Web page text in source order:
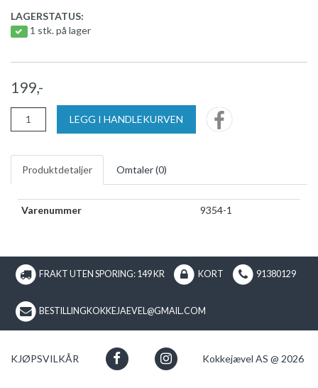
LAGERSTATUS:
1 stk. på lager
199,-
LEGG I HANDLEKURVEN
Produktdetaljer Omtaler (0)
Varenummer 9354-1
FRAKT UTEN SPORING: 149 KR KORT 91380129
BESTILLINGKOKKEJAEVEL@GMAIL.COM
KJØPSVILKÅR Kokkejævel AS @ 2026